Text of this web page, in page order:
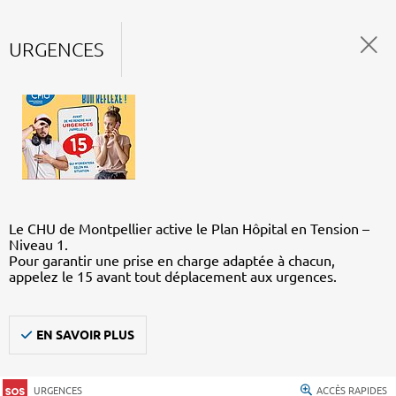
URGENCES
Le CHU de Montpellier active le Plan Hôpital en Tension –
Niveau 1.
Pour garantir une prise en charge adaptée à chacun,
appelez le 15 avant tout déplacement aux urgences.
EN SAVOIR PLUS
URGENCES ACCÈS RAPIDES